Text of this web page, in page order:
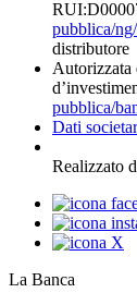
pubblica/
distributore
Autorizzata
pubblica/
Dati
Realizzato
La Banca